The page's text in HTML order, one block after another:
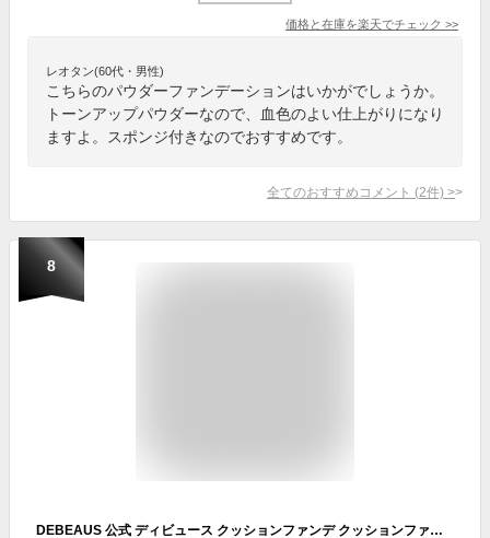
価格と在庫を楽天でチェック >>
レオタン(60代・男性)
こちらのパウダーファンデーションはいかがでしょうか。
トーンアップパウダーなので、血色のよい仕上がりになり
ますよ。スポンジ付きなのでおすすめです。
全てのおすすめコメント (2件) >
8
DEBEAUS 公式 ディビュース クッションファンデ クッションファンデーション シミ 正規品 崩れない 薄づき 韓国コスメ カバー力 ヒト幹細胞 SPF50+/PA+++ ファンデーション 30代 40代 スキンケア DEBEAUS 本体 ＋ レフィル デビュース